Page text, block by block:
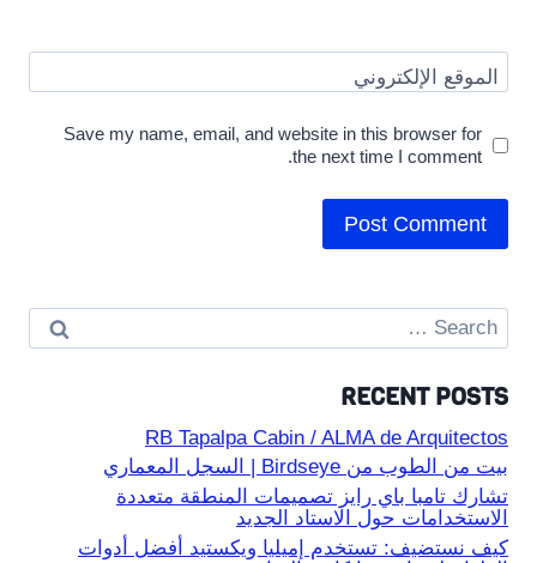
الموقع الإلكتروني
Save my name, email, and website in this browser for
the next time I comment.
Search
for:
RECENT POSTS
RB Tapalpa Cabin / ALMA de Arquitectos
بيت من الطوب من Birdseye | السجل المعماري
تشارك تامبا باي رايز تصميمات المنطقة متعددة
الاستخدامات حول الاستاد الجديد
كيف نستضيف: تستخدم إميليا ويكستيد أفضل أدوات